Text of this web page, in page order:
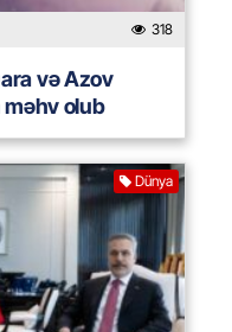
318
və Azov
olub
Dünya